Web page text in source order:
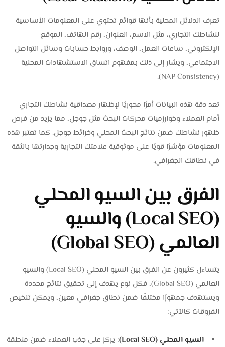
تعرف الدلائل المحلية بأنها قوائم تحتوي على المعلومات الأساسية
لنشاطك التجاري، مثل الاسم، العنوان، رقم الهاتف، الموقع
الإلكتروني، ساعات العمل، الوصف، وروابط حسابات وسائل التواصل
الاجتماعي، ويشار إلى ذلك بمفهوم اتساق الاستشهادات المحلية
(NAP Consistency).
تعد دقة هذه البيانات أمرًا محوريًا لإظهار مصداقية نشاطك التجاري
أمام العملاء وخوارزميات محركات البحث مثل جوجل، مما يزيد من فرص
ظهور نشاطك ضمن نتائج البحث المحلي وخرائط جوجل. كما تعتبر هذه
المعلومات مؤشرًا قويًا على موثوقية علامتك التجارية وجدارتها بالثقة
في نطاقك الجغرافي.
الفرق بين السيو المحلي
(Local SEO) والسيو
العالمي (Global SEO)
يتساءل كثيرون عن الفرق بين السيو المحلي (Local SEO) والسيو
العالمي (Global SEO)، فكل نوع يهدف إلى تحقيق نتائج محددة
ويستهدف جمهورًا مختلفًا ضمن نطاق جغرافي معين، ويمكن تلخيص
الفروقات كالآتي:
السيو المحلي (Local SEO)
: يركز على جذب العملاء ضمن منطقة